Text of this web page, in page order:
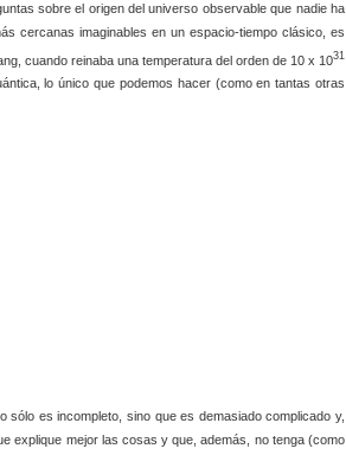
sobre el origen del universo observable que nadie ha
cercanas imaginables en un espacio-tiempo clásico, es
cuando reinaba una temperatura del orden de 10 x 1031
lo único que podemos hacer (como en tantas otras
es incompleto, sino que es demasiado complicado y,
explique mejor las cosas y que, además, no tenga (como